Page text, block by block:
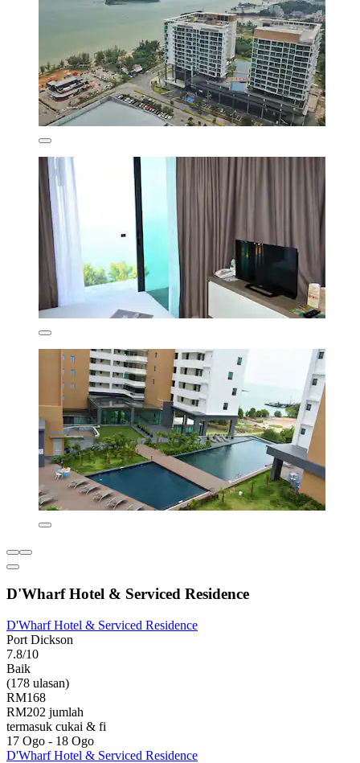
D'Wharf Hotel & Serviced Residence
D'Wharf Hotel & Serviced Residence
Port Dickson
7.8/10
Baik
(178 ulasan)
RM168
RM202 jumlah
termasuk cukai & fi
17 Ogo - 18 Ogo
D'Wharf Hotel & Serviced Residence